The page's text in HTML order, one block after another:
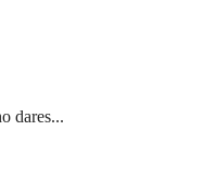
dares...